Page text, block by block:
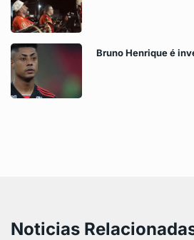
Bruno Henrique é
Noticias